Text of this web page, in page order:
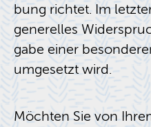
bung rich­tet. Im
ge­ne­rel­les
ga­be einer
um­ge­setzt wird.
Möch­ten Sie von